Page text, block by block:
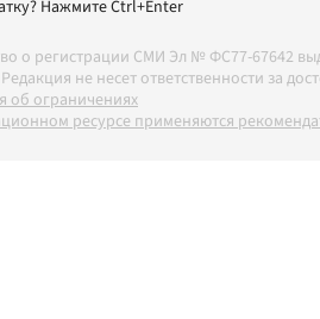
Нажмите Ctrl+Enter
о регистрации СМИ Эл № ФС77-67642
Редакция не несет ответственности за
ограничениях
ресурсе применяются